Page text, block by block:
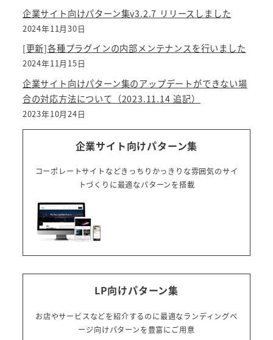
企業サイト向けパターン集v3.2.7 リリースしました
2024年11月30日
[更新]各種プラグインの内部メンテナンスを行いました
2024年11月15日
企業サイト向けパターン集のアップデートができない場
合の対応方法について（2023.11.14 追記）
2023年10月24日
企業サイト向けパターン集
コーポレートサイトなどきっちりかっきりな雰囲気のサイ
トづくりに最適なパターンを搭載
LP向けパターン集
お店やサービスなどを紹介するのに最適なランディングペ
ージ向けパターンを豊富にご用意